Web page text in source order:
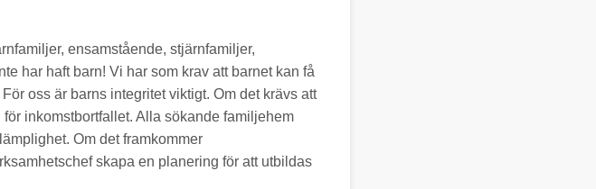
ensamstående, stjärnfamiljer,
har haft barn! Vi har som krav att barnet kan få
oss är barns integritet viktigt. Om det krävs att
inkomstbortfallet. Alla sökande familjehem
Om det framkommer
skapa en planering för att utbildas